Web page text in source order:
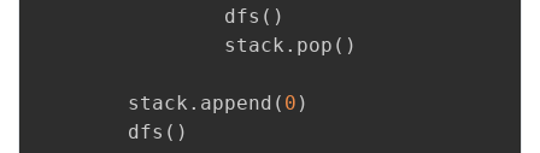
                dfs
( )
                stack
. pop ( )
        stack
. append ( 0 )
        dfs
( )